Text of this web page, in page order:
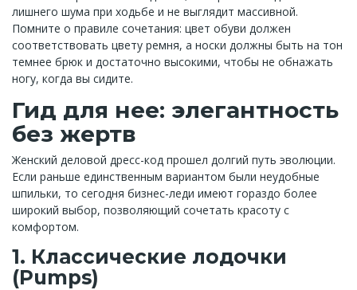
лишнего шума при ходьбе и не выглядит массивной.
Помните о правиле сочетания: цвет обуви должен
соответствовать цвету ремня, а носки должны быть на тон
темнее брюк и достаточно высокими, чтобы не обнажать
ногу, когда вы сидите.
Гид для нее: элегантность
без жертв
Женский деловой дресс-код прошел долгий путь эволюции.
Если раньше единственным вариантом были неудобные
шпильки, то сегодня бизнес-леди имеют гораздо более
широкий выбор, позволяющий сочетать красоту с
комфортом.
1. Классические лодочки
(Pumps)